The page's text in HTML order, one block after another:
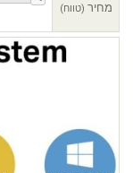
מחיר (טווח)